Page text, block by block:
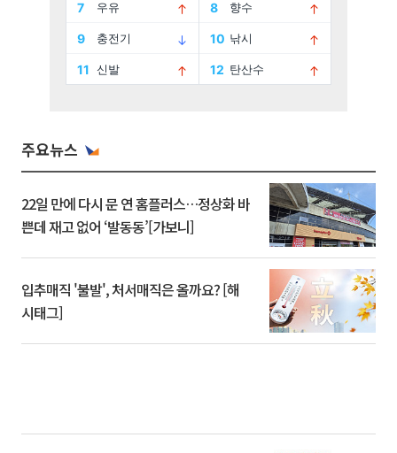
주요뉴스
22일 만에 다시 문 연 홈플러스…정상화 바
쁜데 재고 없어 ‘발동동’[가보니]
입추매직 '불발', 처서매직은 올까요? [해
시태그]